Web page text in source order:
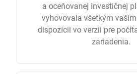
a oceňovanej investičnej
vyhovovala všetkým
dispozícii vo verzii pre
zariadenia.